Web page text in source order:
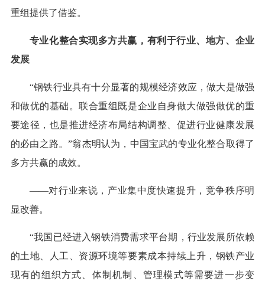
重组提供了借鉴。
专业化整合实现多方共赢，有利于行业、地方、企业
发展
“钢铁行业具有十分显著的规模经济效应，做大是做强
和做优的基础。联合重组既是企业自身做大做强做优的重
要途径，也是推进经济布局结构调整、促进行业健康发展
的必由之路。”翁杰明认为，中国宝武的专业化整合取得了
多方共赢的成效。
——对行业来说，产业集中度快速提升，竞争秩序明
显改善。
“我国已经进入钢铁消费需求平台期，行业发展所依赖
的土地、人工、资源环境等要素成本持续上升，钢铁产业
现有的组织方式、体制机制、管理模式等需要进一步变